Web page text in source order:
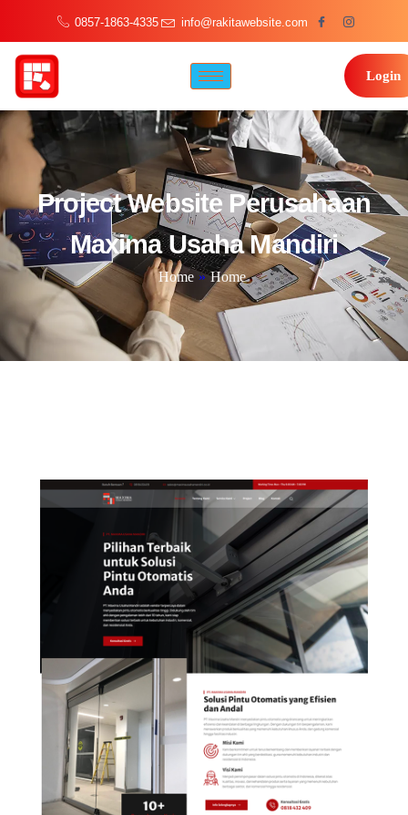
0857-1863-4335 info@rakitawebsite.com
Login
Project Website Perusahaan
Maxima Usaha Mandiri
Home » Home